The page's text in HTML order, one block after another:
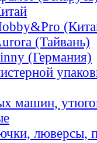
(Тайвань)
(Германия)
машин,
люверсы,